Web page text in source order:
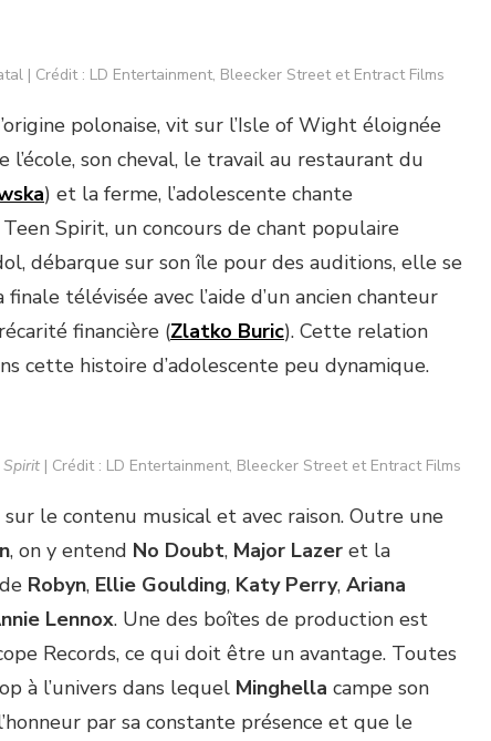
| Crédit : LD Entertainment, Bleecker Street et Entract Films
polonaise, vit sur l’Isle of Wight éloignée
son cheval, le travail au restaurant du
) et la ferme, l’adolescente chante
Spirit, un concours de chant populaire
débarque sur son île pour des auditions, elle se
télévisée avec l’aide d’un ancien chanteur
financière (Zlatko Buric). Cette relation
cette histoire d’adolescente peu dynamique.
Spirit | Crédit : LD Entertainment, Bleecker Street et Entract Films
le contenu musical et avec raison. Outre une
, on y entend No Doubt, Major Lazeret la
Robyn, Ellie Goulding, Katy Perry, Ariana
Lennox. Une des boîtes de production est
Records, ce qui doit être un avantage. Toutes
à l’univers dans lequel Minghella campe son
par sa constante présence et que le